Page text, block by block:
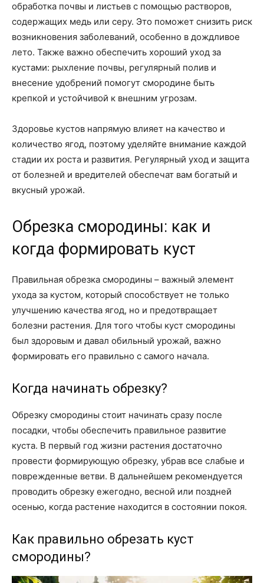
обработка почвы и листьев с помощью растворов,
содержащих медь или серу. Это поможет снизить риск
возникновения заболеваний, особенно в дождливое
лето. Также важно обеспечить хороший уход за
кустами: рыхление почвы, регулярный полив и
внесение удобрений помогут смородине быть
крепкой и устойчивой к внешним угрозам.
Здоровье кустов напрямую влияет на качество и
количество ягод, поэтому уделяйте внимание каждой
стадии их роста и развития. Регулярный уход и защита
от болезней и вредителей обеспечат вам богатый и
вкусный урожай.
Обрезка смородины: как и
когда формировать куст
Правильная обрезка смородины – важный элемент
ухода за кустом, который способствует не только
улучшению качества ягод, но и предотвращает
болезни растения. Для того чтобы куст смородины
был здоровым и давал обильный урожай, важно
формировать его правильно с самого начала.
Когда начинать обрезку?
Обрезку смородины стоит начинать сразу после
посадки, чтобы обеспечить правильное развитие
куста. В первый год жизни растения достаточно
провести формирующую обрезку, убрав все слабые и
поврежденные ветви. В дальнейшем рекомендуется
проводить обрезку ежегодно, весной или поздней
осенью, когда растение находится в состоянии покоя.
Как правильно обрезать куст
смородины?